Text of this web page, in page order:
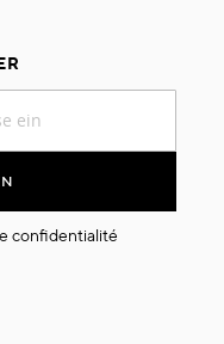
confidentialité